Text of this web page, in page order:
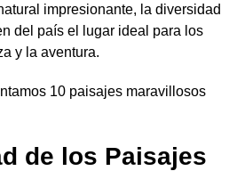
impresionante, la diversidad
del país el lugar ideal para los
y la aventura.
10 paisajes maravillosos
de los Paisajes